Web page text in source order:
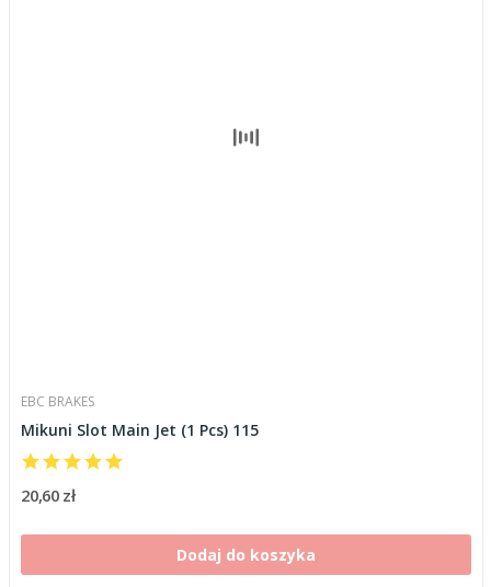
EBC BRAKES
Mikuni Slot Main Jet (1 Pcs) 115
20,60 zł
Dodaj do koszyka